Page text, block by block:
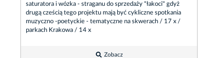
saturatora i wózka - straganu do sprzedaży "łakoci" gdyż
drugą cześcią tego projektu mają być cykliczne spotkania
muzyczno -poetyckie - tematyczne na skwerach / 17 x /
parkach Krakowa / 14 x
Zobacz